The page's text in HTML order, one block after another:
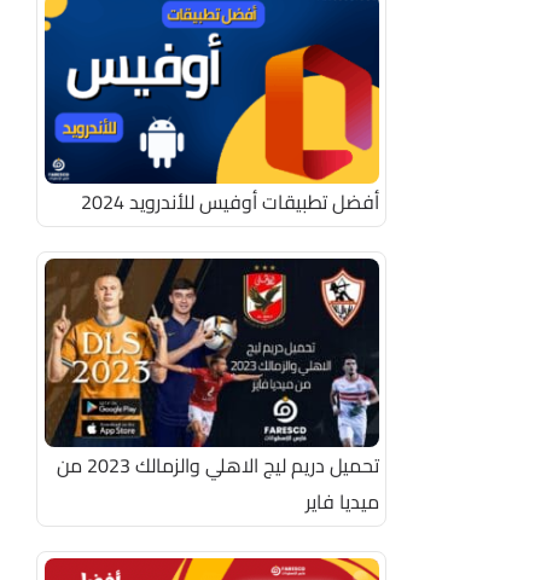
أفضل تطبيقات أوفيس للأندرويد 2024
تحميل دريم ليج الاهلي والزمالك 2023 من
ميديا فاير